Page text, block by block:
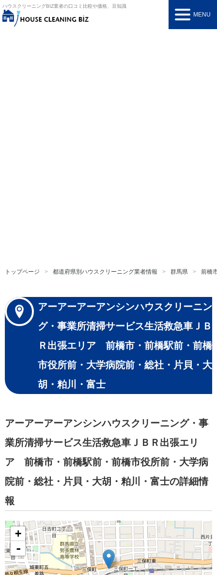
ハウスクリーニングBIZ業者の口コミ比較や価格、豆知識
MENU
トップページ 都道府県別ハウスクリーニング業者情報 群馬県 前橋
アーアーアーアンシンハウスクリーニン
グ・事業所清掃サービス生活救急車ＪＢ
Ｒ出張エリア 前橋市・前橋駅前・前橋
市役所前・大学病院前・総社・片貝・大
胡・粕川・富士
アーアーアーアンシンハウスクリーニング・事
業所清掃サービス生活救急車ＪＢＲ出張エリ
ア 前橋市・前橋駅前・前橋市役所前・大学病
院前・総社・片貝・大胡・粕川・富士の詳細情
報
+
-